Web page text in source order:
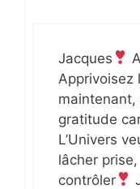
Jacques
Apprivoisez
maintenant,
gratitude
L’Univers
lâcher
contrôler